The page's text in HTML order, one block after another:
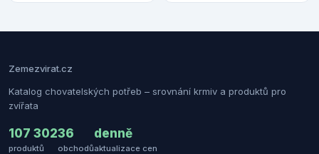
Zemezvirat.cz
Katalog chovatelských potřeb – srovnání krmiv a produktů pro
zvířata
107 302
produktů
36
obchodů
denně
aktualizace cen